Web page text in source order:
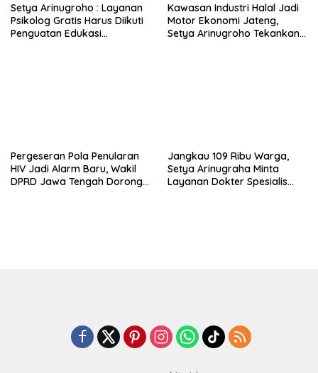
Setya Arinugroho : Layanan
Psikolog Gratis Harus Diikuti
Penguatan Edukasi
Kawasan Industri Halal Jadi
Motor Ekonomi Jateng,
Setya Arinugroho Tekankan
Pergeseran Pola Penularan
HIV Jadi Alarm Baru, Wakil
DPRD Jawa Tengah Dorong
Jangkau 109 Ribu Warga,
Setya Arinugraha Minta
Layanan Dokter Spesialis